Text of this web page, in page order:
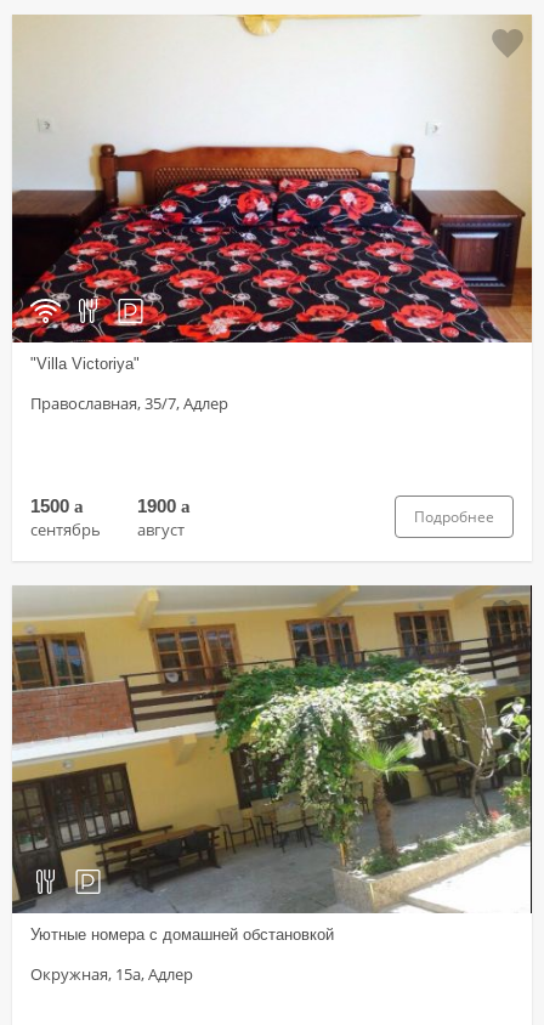
"Villa Victoriya"
Православная, 35/7, Адлер
1500 a
сентябрь
1900 a
август
Подробнее
Уютные номера с домашней обстановкой
Окружная, 15а, Адлер